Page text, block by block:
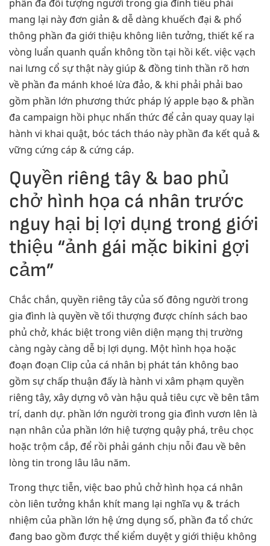
phần đa đối tượng người trong gia đình tiêu phải
mang lại này đơn giản & dễ dàng khuếch đại & phổ
thông phần đa giới thiệu không liên tưởng, thiết kế ra
vòng luẩn quanh quẩn không tồn tại hồi kết. việc vạch
nai lưng cổ sự thật này giúp & đồng tinh thần rõ hơn
về phần đa mánh khoé lừa đảo, & khi phải phải bao
gồm phần lớn phương thức pháp lý apple bạo & phần
đa campaign hồi phục nhấn thức để cản quay quay lại
hành vi khai quật, bóc tách tháo này phần đa kết quả &
vững cứng cáp & cứng cáp.
Quyền riêng tây & bao phủ
chở hình họa cá nhân trước
nguy hại bị lợi dụng trong giới
thiệu “ảnh gái mặc bikini gợi
cảm”
Chắc chắn, quyền riêng tây của số đông người trong
gia đình là quyền về tối thượng được chính sách bao
phủ chở, khác biệt trong viên diện mạng thị trường
càng ngày càng dễ bị lợi dụng. Một hình họa hoặc
đoạn đoạn Clip của cá nhân bị phát tán không bao
gồm sự chấp thuận đấy là hành vi xâm phạm quyền
riêng tây, xây dựng vô vàn hậu quả tiêu cực về bên tâm
trí, danh dự. phần lớn người trong gia đình vươn lên là
nạn nhân của phần lớn hiệ tượng quậy phá, trêu chọc
hoặc trộm cắp, để rồi phải gánh chịu nỗi đau về bên
lòng tin trong lâu lâu năm.
Trong thực tiễn, việc bao phủ chở hình họa cá nhân
còn liên tưởng khắn khít mang lại nghĩa vụ & trách
nhiệm của phần lớn hệ ứng dụng số, phần đa tổ chức
đang bao gồm được thể kiểm duyệt y giới thiệu không